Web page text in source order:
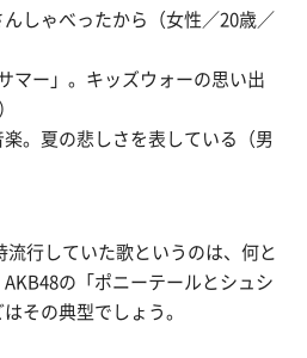
しゃべったから（女性／20歳／
マー」。キッズウォーの思い出
楽。夏の悲しさを表している（男
流行していた歌というのは、何と
の「ポニーテールとシュシ
その典型でしょう。